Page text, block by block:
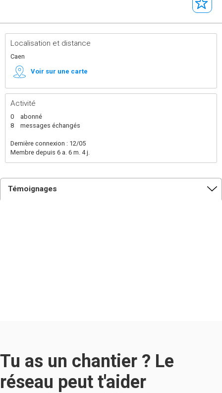
Localisation et distance
Caen
Voir sur une carte
Activité
0
abonné
8
messages échangés
Dernière connexion : 12/05
Membre depuis 6 a. 6 m. 4 j.
Témoignages
Tu as un chantier ? Le
réseau peut t'aider